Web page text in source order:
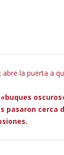
abre la puerta a
pasaron cerca